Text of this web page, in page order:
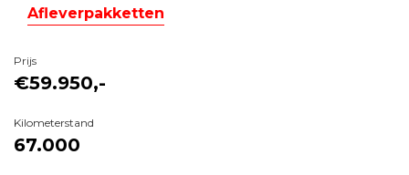
Afleverpakketten
Prijs
€59.950,-
Kilometerstand
67.000